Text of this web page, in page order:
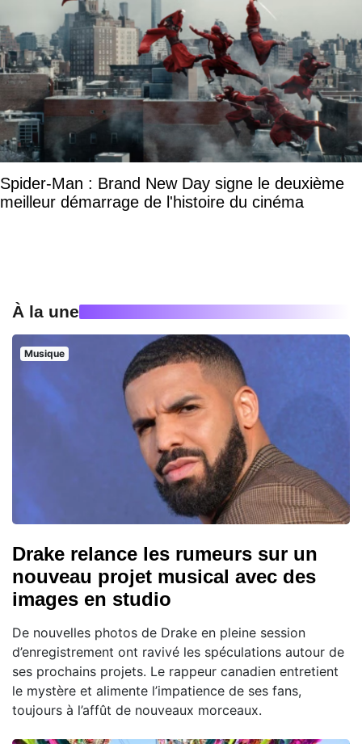
Spider-Man : Brand New Day signe le deuxième
meilleur démarrage de l'histoire du cinéma
À la une
Musique
Drake relance les rumeurs sur un
nouveau projet musical avec des
images en studio
De nouvelles photos de Drake en pleine session
d’enregistrement ont ravivé les spéculations autour de
ses prochains projets. Le rappeur canadien entretient
le mystère et alimente l’impatience de ses fans,
toujours à l’affût de nouveaux morceaux.